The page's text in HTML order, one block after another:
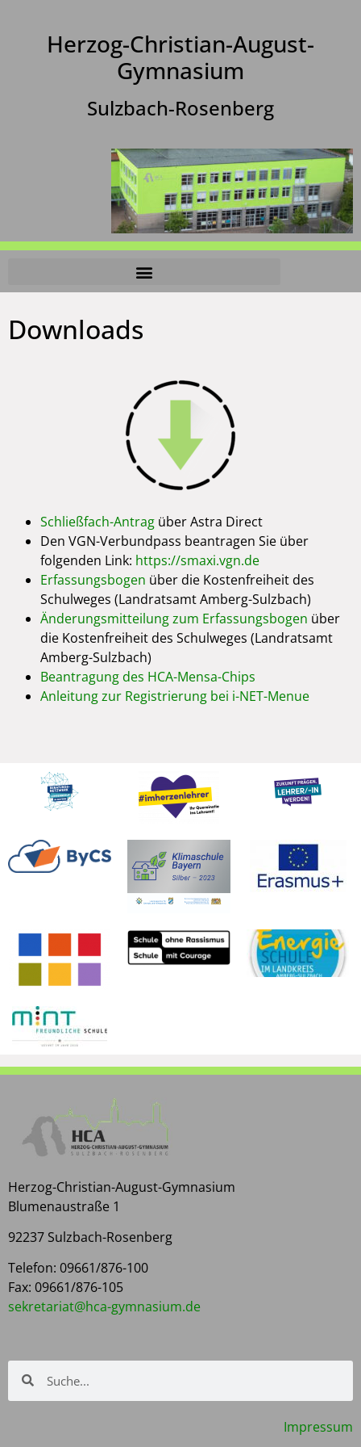
Herzog-Christian-August-
Gymnasium
Sulzbach-Rosenberg
Downloads
Schließfach-Antrag über Astra Direct
Den VGN-Verbundpass beantragen Sie über
folgenden Link: https://smaxi.vgn.de
Erfassungsbogen über die Kostenfreiheit des
Schulweges (Landratsamt Amberg-Sulzbach)
Änderungsmitteilung zum Erfassungsbogen über
die Kostenfreiheit des Schulweges (Landratsamt
Amberg-Sulzbach)
Beantragung des HCA-Mensa-Chips
Anleitung zur Registrierung bei i-NET-Menue
Herzog-Christian-August-Gymnasium
Blumenaustraße 1
92237 Sulzbach-Rosenberg
Telefon: 09661/876-100
Fax: 09661/876-105
ed.mu
isanm
yg-ac
h@tai
rater
kes
Impressum